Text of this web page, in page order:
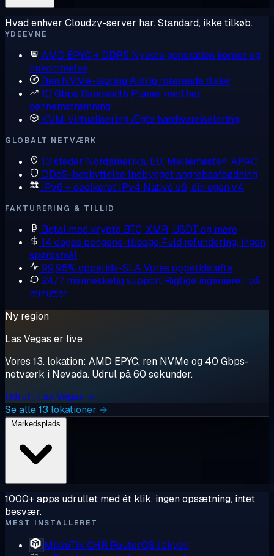
Hvad enhver Cloudzy-server har. Standard, ikke tilkøb.
YDEEVNE
AMD EPYC + DDR5 Nyeste generation kerner og
hukommelse
Ren NVMe-lagring Aldrig roterende diske
10 Gbps Bandwidth Planer med høj
gennemstrømning
KVM-virtualisering Ægte hardwareisolering
GLOBALT NETVÆRK
13 steder Nordamerika, EU, Mellemøsten, APAC
DDoS-beskyttelse Indbygget angrebsafbødning
IPv6 + dedikeret IPv4 Native v6, din egen v4
FAKTURERING & TILLID
Betal med krypto BTC, XMR, USDT og mere
14 dages pengene-tilbage Fuld refundering, ingen
spørgsmål
99,95% oppetids-SLAVores oppetidsløfte
24/7 menneskelig support Rigtige ingeniører, på
minutter
Ny region
Las Vegas er live
Vores 13. lokation: AMD EPYC, ren NVMe og 40 Gbps-
netværk i Nevada. Udrul på 60 sekunder.
Udrul i Las Vegas →
Se alle 13 lokationer →
1000+ apps udrullet med ét klik, ingen opsætning, intet
besvær.
MEST INSTALLERET
MikroTik CHR RouterOS i skyen